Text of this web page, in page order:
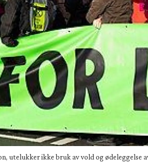
utelukker ikke bruk av vold og ødeleggelse